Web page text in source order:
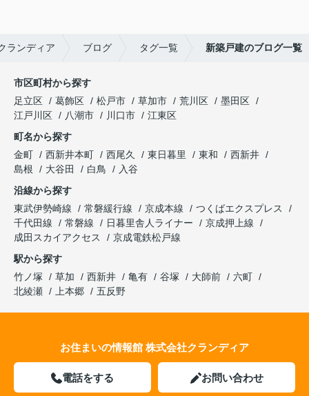
ランディア ブログ タグ一覧 新築戸建のブログ一覧
市区町村から探す
足立区
葛飾区 松戸市 草加市 荒川区
墨田区
江戸川区
八潮市 川口市
江東区
町名から探す
金町
西新井本町 西尾久 東日暮里 東和
西新井
島根
大谷田 白鳥
入谷
沿線から探す
東武伊勢崎線
常磐緩行線 京成本線
つくばエクスプレス
千代田線
常磐線 日暮里舎人ライナー
京成押上線
成田スカイアクセス
京成電鉄松戸線
駅から探す
竹ノ塚
草加 西新井 亀有 谷塚 大師前
六町
北綾瀬
上本郷 五反野
お住まいの情報館 株式会社クランディア
電話をする お問い合わせ